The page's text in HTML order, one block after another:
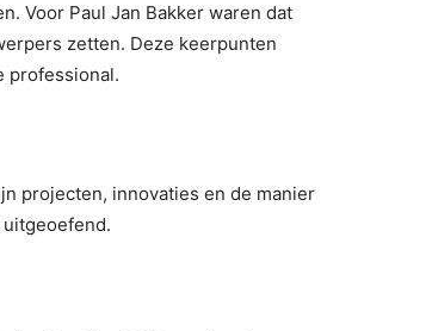
Voor Paul Jan Bakker waren dat
zetten. Deze keerpunten
professional.
projecten, innovaties en de manier